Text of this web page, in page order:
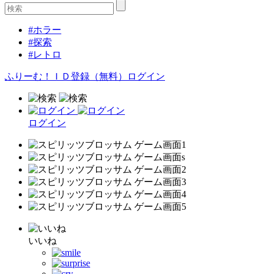
#ホラー
#探索
#レトロ
ふりーむ！ＩＤ登録（無料） ログイン
ログイン
いいね